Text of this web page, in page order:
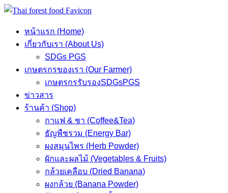
Skip
contentหน้าแรก (Home)
เกี่ยวกับเรา (About Us)
SDGs PGS
เกษตรกรของเรา (Our Farmer)
เกษตรกรรับรองSDGsPGS
ข่าวสาร
ร้านค้า (Shop)
กาแฟ & ชา (Coffee&Tea)
ธัญพืชรวม (Energy Bar)
ผงสมุนไพร (Herb Powder)
ผักและผลไม้ (Vegetables & Fruits)
กล้วยเคลือบ (Dried Banana)
ผงกล้วย (Banana Powder)